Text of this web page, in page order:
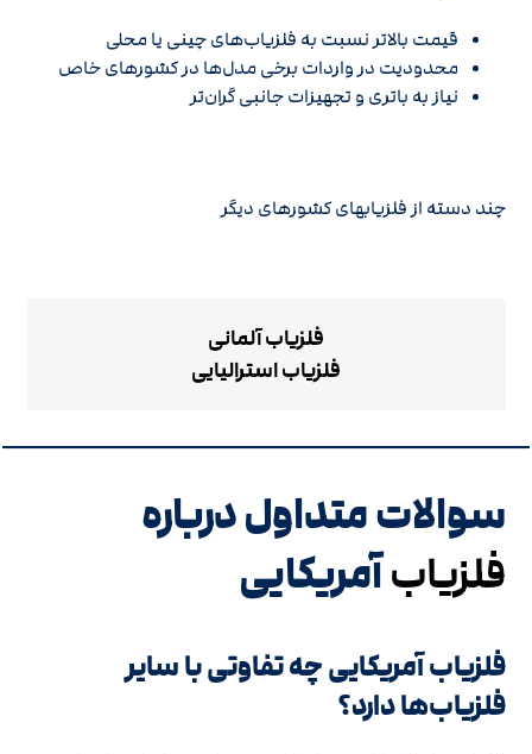
قیمت بالاتر نسبت به فلزیاب‌های چینی یا محلی
محدودیت در واردات برخی مدل‌ها در کشورهای خاص
نیاز به باتری و تجهیزات جانبی گران‌تر
چند دسته از فلزیابهای کشورهای دیگر
فلزیاب آلمانی
فلزیاب استرالیایی
سوالات متداول درباره
فلزیابآمریکایی
فلزیاب آمریکایی چه تفاوتی با سایر
فلزیاب‌ها دارد؟